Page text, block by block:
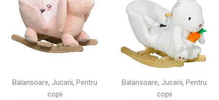
Copii
-
Albina
Galben
și
cu
Sunete
-
Gri
Balansoare, Jucarii, Pentru
copii
Balansoare, Jucarii, Pentru
copii